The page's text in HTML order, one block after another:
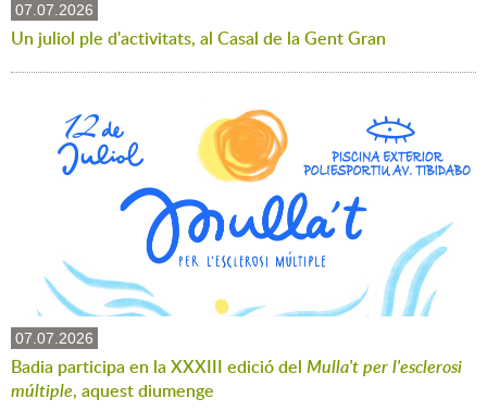
07.07.2026
Un juliol ple d'activitats, al Casal de la Gent Gran
07.07.2026
Badia participa en la XXXIII edició del Mulla't per l'esclerosi
múltiple, aquest diumenge